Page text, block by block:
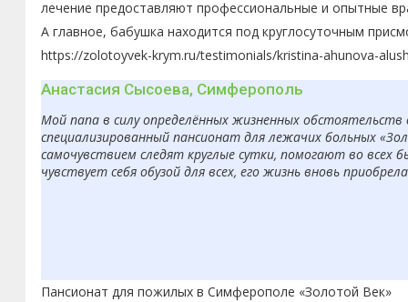
лечение предоставляют профессиональные и опытные
А главное, бабушка находится под круглосуточным
https://zolotoyvek-krym.ru/testimonials/kristina-ahunova-
Анастасия Сысоева, Симферополь
Мой папа в силу определённых жизненных
специализированный пансионат для лежачих больных
самочувствием следят круглые сутки, помогают во всех
чувствует себя обузой для всех, его жизнь вновь
Пансионат для пожилых в Симферополе «Золотой Век»